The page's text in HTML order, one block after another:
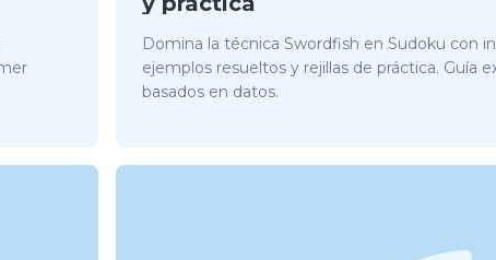
Domina la técnica Swordfish en Sudoku con
ejemplos resueltos y rejillas de práctica. Guía
basados en datos.